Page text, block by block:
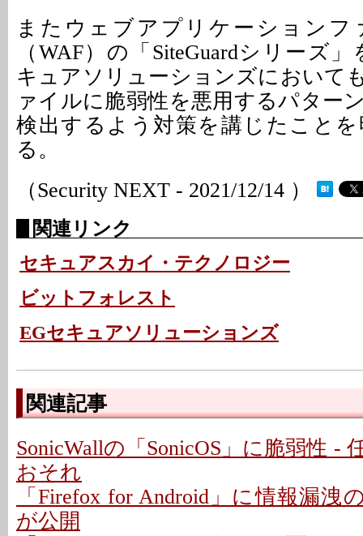
またウェブアプリケーションフ
（WAF）の「SiteGuardシリーズ
キュアソリューションズにおいて
ァイルに脆弱性を悪用するパター
検出するよう対策を講じたこと
る。
（Security NEXT - 2021/12/14 ）
関連リンク
セキュアスカイ・テクノロジー
ビットフォレスト
EGセキュアソリューションズ
関連記事
SonicWallの「SonicOS」に脆弱性 -
おそれ
「Firefox for Android」に情報漏洩
が公開